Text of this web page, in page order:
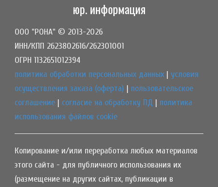
юр. информация
ООО "РОНА" © 2013-2026
ИНН/КПП 2623802616/262301001
ОГРН 1132651012394
политика обработки персональных данных | условия
осуществления заказа (оферта) | пользовательское
соглашение | согласие на обработку ПД | политика
использования файлов cookie
Копирование и/или переработка любых материалов
этого сайта - для публичного использования их
(размещение на других сайтах, публикации в